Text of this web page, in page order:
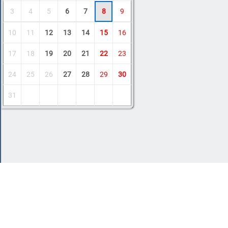
3 4 5 6 7 8 9
10 11 12 13 14 15 16
17 18 19 20 21 22 23
24 25 26 27 28 29 30
31